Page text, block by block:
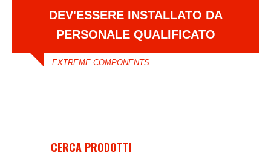
DEV'ESSERE INSTALLATO DA
PERSONALE QUALIFICATO
EXTREME COMPONENTS
CERCA PRODOTTI